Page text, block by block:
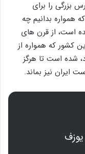
بزرگی را برای
همواره بدانیم چه
است، از قرن های
کشور که همواره از
شده است تا هرگز
ایران نیز بماند.